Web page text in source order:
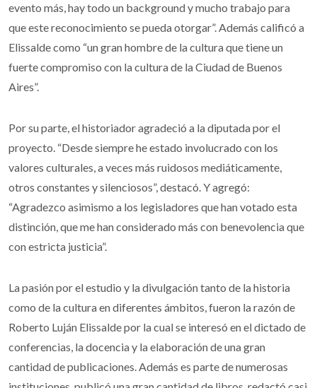
evento más, hay todo un background y mucho trabajo para
que este reconocimiento se pueda otorgar”. Además calificó a
Elissalde como “un gran hombre de la cultura que tiene un
fuerte compromiso con la cultura de la Ciudad de Buenos
Aires”.
Por su parte, el historiador agradeció a la diputada por el
proyecto. “Desde siempre he estado involucrado con los
valores culturales, a veces más ruidosos mediáticamente,
otros constantes y silenciosos”, destacó. Y agregó:
“Agradezco asimismo a los legisladores que han votado esta
distinción, que me han considerado más con benevolencia que
con estricta justicia”.
La pasión por el estudio y la divulgación tanto de la historia
como de la cultura en diferentes ámbitos, fueron la razón de
Roberto Luján Elissalde por la cual se interesó en el dictado de
conferencias, la docencia y la elaboración de una gran
cantidad de publicaciones. Además es parte de numerosas